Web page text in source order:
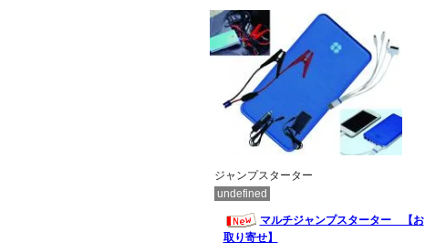
ジャンプスターター
undefined
マルチジャンプスターター 【お
取り寄せ】